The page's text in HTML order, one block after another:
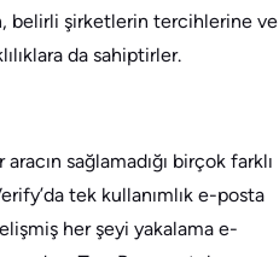
belirli şirketlerin tercihlerine ve
da sahiptirler.
sağlamadığı birçok farklı
tek kullanımlık e-posta
her şeyi yakalama e-